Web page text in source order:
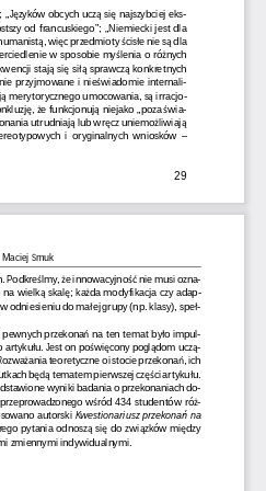
29
„Języków obcych uczą się najszybciej eks-
od francuskiego”; „Niemiecki jest dla
ą , więc przedmioty ścisłe nie są dla
w sposobie myślenia o różnych
stają się siłą sprawczą konkretnych
przyjmowane i nieświadomie internali-
ą merytorycznego umocowania, są irracjo-
ę że funkcjonują niejako „poza świa-
utrudniają lub wręcz uniemożliwiają
i  oryginalnych  wniosków  –
Maciej Smuk
Podkreślmy, że innowacyjność nie musi ozna-
na wielką skalę; każda modyfikacja czy adap-
odniesieniu do małej grupy (np. klasy), speł-
pewnych przekonań na ten temat było impul-
artykułu. Jest on poświęcony poglądom uczą-
waża nia te oretyczne  o i sto cie p rzekonań , ich
będą tematem pierwszej części artykułu.
wyniki badania o przekonaniach do-
wśród  434  studentów  róż-
autorski Kwestionariusz przekonań na
pytania  odnoszą
  si
ę
  do  zwi
ązków  między
zmiennymi indywidualnymi.